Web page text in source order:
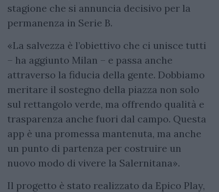
stagione che si annuncia decisivo per la
permanenza in Serie B.
«La salvezza è l’obiettivo che ci unisce tutti
– ha aggiunto Milan – e passa anche
attraverso la fiducia della gente. Dobbiamo
meritare il sostegno della piazza non solo
sul rettangolo verde, ma offrendo qualità e
trasparenza anche fuori dal campo. Questa
app è una promessa mantenuta, ma anche
un punto di partenza per costruire un
nuovo modo di vivere la Salernitana».
Il progetto è stato realizzato da Epico Play,